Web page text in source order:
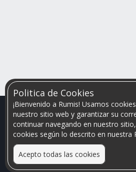
Politica de Cookies
¡Bienvenido a Rumis! Usamos
nuestro sitio web y garantizar su
continuar navegando en nuestro
cookies según lo descrito en nuestra
Acepto todas las cookies
Relacionamos personas que